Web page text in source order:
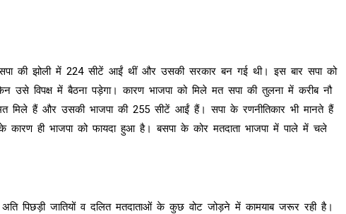
की झोली में 224 सीटें आईं थीं और उसकी सरकार बन गई थी। इस बार सपा को
उसे विपक्ष में बैठना पड़ेगा। कारण भाजपा को मिले मत सपा की तुलना में करीब नौ
मिले हैं और उसकी भाजपा की 255 सीटें आईं हैं। सपा के रणनीतिकार भी मानते हैं
ही भाजपा को फायदा हुआ है। बसपा के कोर मतदाता भाजपा में पाले में चले
पिछड़ी जातियों व दलित मतदाताओं के कुछ वोट जोड़ने में कामयाब जरूर रही है।